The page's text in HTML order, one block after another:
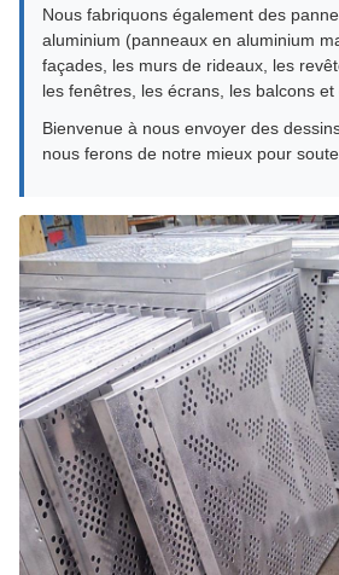
Nous fabriquons également des
aluminium (panneaux en aluminium
façades, les murs de rideaux, les
les fenêtres, les écrans, les balcons
Bienvenue à nous envoyer des
nous ferons de notre mieux pour